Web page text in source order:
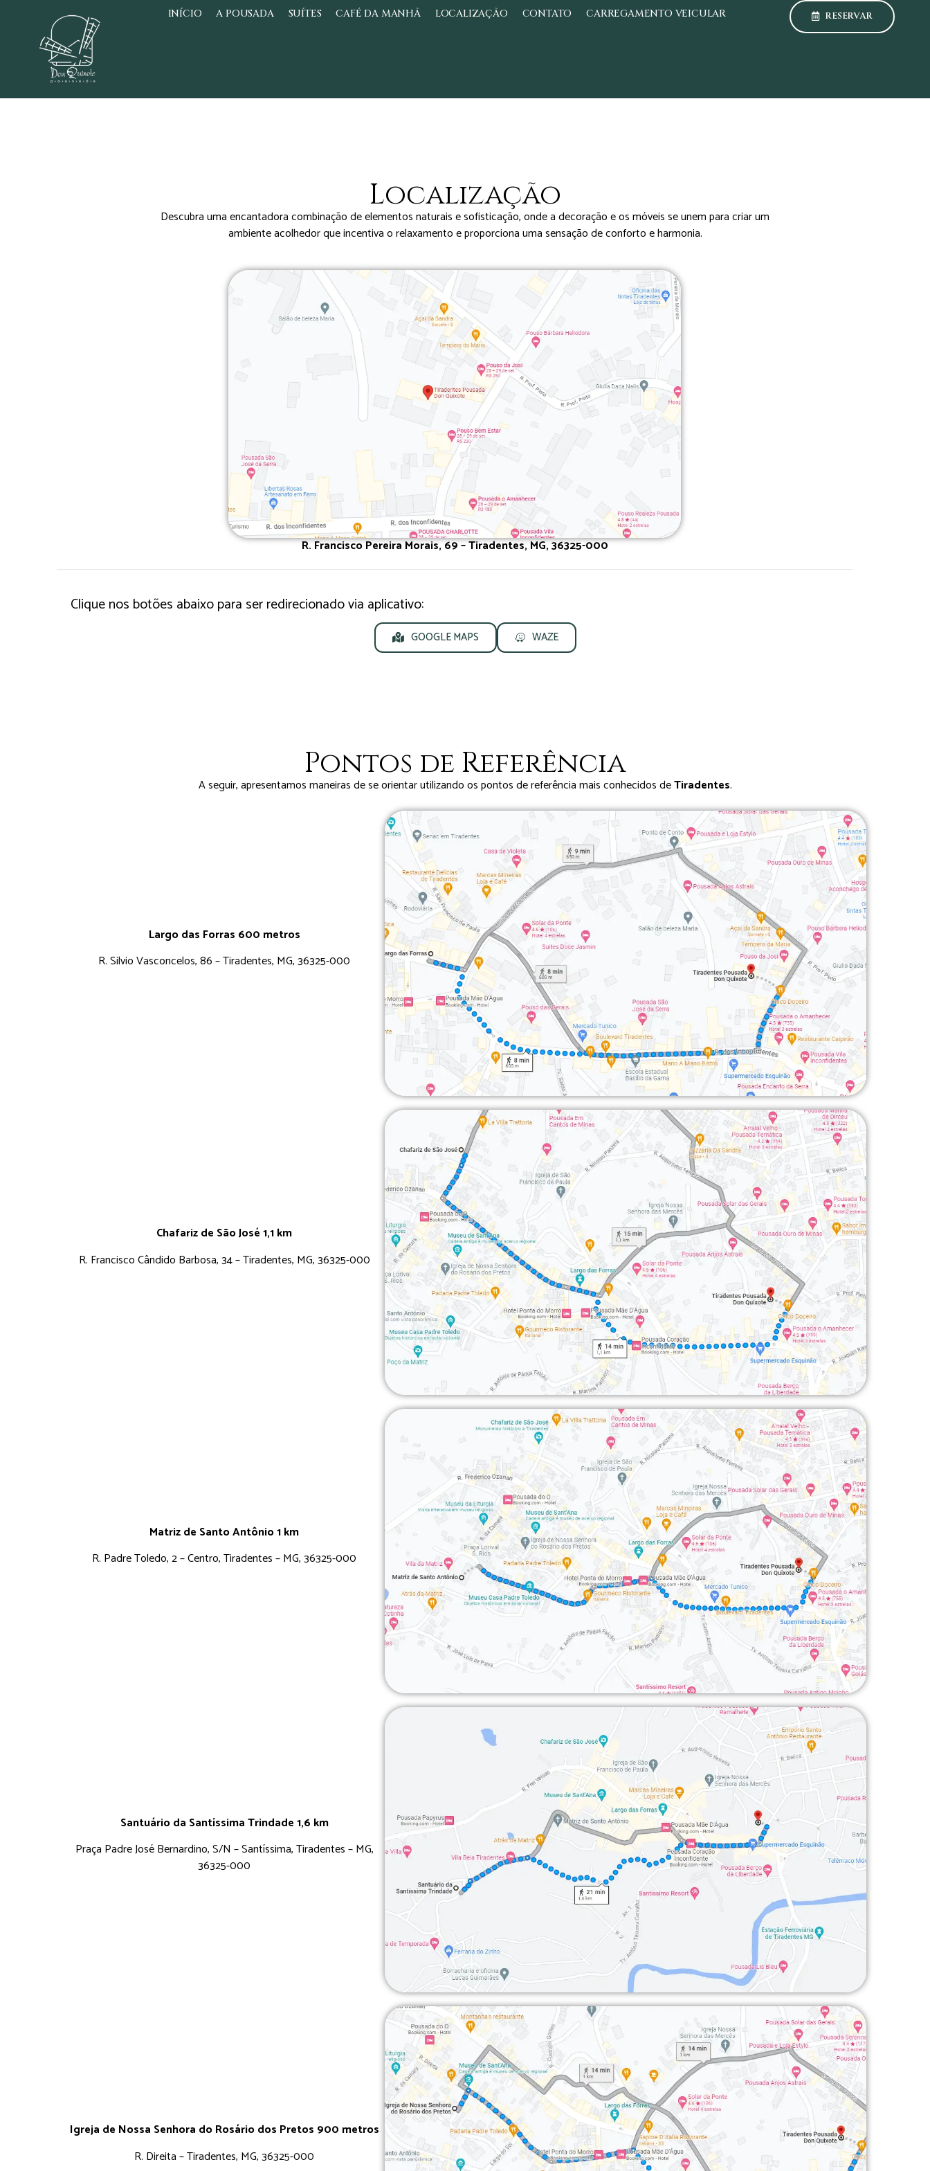
INÍCIO A POUSADA SUÍTES CAFÉ DA MANHÃ LOCALIZAÇÃO CONTATO CARREGAMENTO VEICULAR RESERVAR
Localização
Descubra uma encantadora combinação de elementos naturais e sofisticação, onde a decoração e os móveis se unem para criar um
ambiente acolhedor que incentiva o relaxamento e proporciona uma sensação de conforto e harmonia.
R. Francisco Pereira Morais, 69 – Tiradentes, MG, 36325-000
Clique nos botões abaixo para ser redirecionado via aplicativo:
GOOGLE MAPS WAZE
Pontos de Referência
A seguir, apresentamos maneiras de se orientar utilizando os pontos de referência mais conhecidos deTiradentes.
Largo das Forras 600 metros
R. Silvio Vasconcelos, 86 – Tiradentes, MG, 36325-000
Chafariz de São José 1,1 km
R. Francisco Cândido Barbosa, 34 – Tiradentes, MG, 36325-000
Matriz de Santo Antônio 1 km
R. Padre Toledo, 2 – Centro, Tiradentes – MG, 36325-000
Santuário da Santíssima Trindade 1,6 km
Praça Padre José Bernardino, S/N – Santíssima, Tiradentes – MG,
36325-000
Igreja de Nossa Senhora do Rosário dos Pretos 900 metros
R. Direita – Tiradentes, MG, 36325-000